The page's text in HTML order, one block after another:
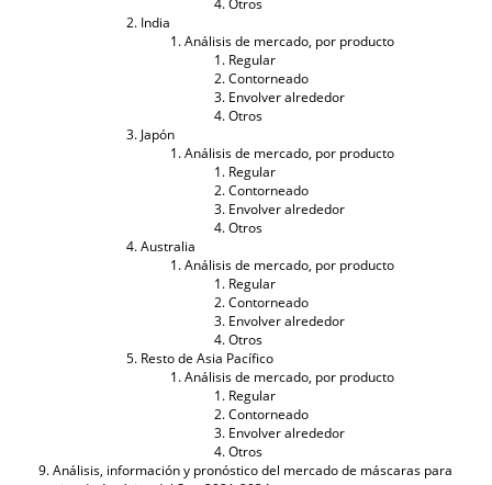
India
Análisis de mercado, por producto
Regular
Contorneado
Envolver alrededor
Otros
Japón
Análisis de mercado, por producto
Regular
Contorneado
Envolver alrededor
Otros
Australia
Análisis de mercado, por producto
Regular
Contorneado
Envolver alrededor
Otros
Resto de Asia Pacífico
Análisis de mercado, por producto
Regular
Contorneado
Envolver alrededor
Otros
Análisis, información y pronóstico del mercado de máscaras para